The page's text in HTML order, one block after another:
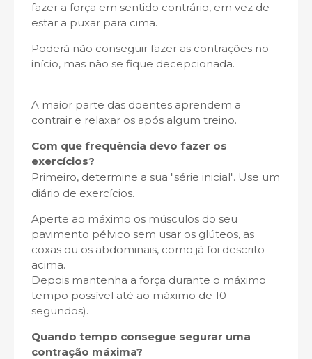
fazer a força em sentido contrário, em vez de
estar a puxar para cima.
Poderá não conseguir fazer as contrações no
início, mas não se fique decepcionada.
A maior parte das doentes aprendem a
contrair e relaxar os após algum treino.
Com que frequência devo fazer os
exercícios?
Primeiro, determine a sua "série inicial". Use um
diário de exercícios.
Aperte ao máximo os músculos do seu
pavimento pélvico sem usar os glúteos, as
coxas ou os abdominais, como já foi descrito
acima.
Depois mantenha a força durante o máximo
tempo possível até ao máximo de 10
segundos).
Quando tempo consegue segurar uma
contração máxima?